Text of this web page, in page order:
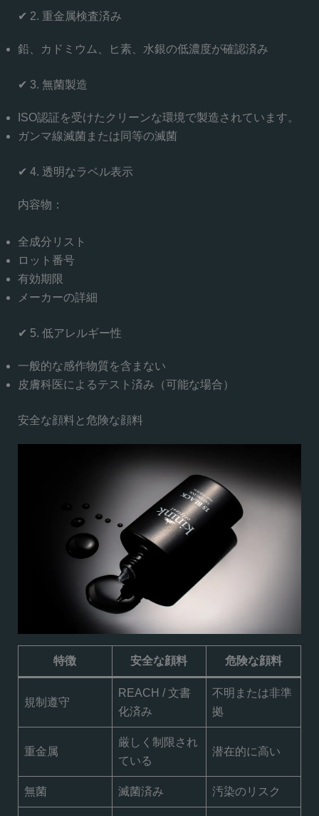
✔ 2. 重金属検査済み
鉛、カドミウム、ヒ素、水銀の低濃度が確認済み
✔ 3. 無菌製造
ISO認証を受けたクリーンな環境で製造されています。
ガンマ線滅菌または同等の滅菌
✔ 4. 透明なラベル表示
内容物：
全成分リスト
ロット番号
有効期限
メーカーの詳細
✔ 5. 低アレルギー性
一般的な感作物質を含まない
皮膚科医によるテスト済み（可能な場合）
安全な顔料と危険な顔料
特徴 安全な顔料 危険な顔料
規制遵守
REACH / 文書
化済み
不明または非準
拠
重金属
厳しく制限され
ている
潜在的に高い
無菌 滅菌済み 汚染のリスク